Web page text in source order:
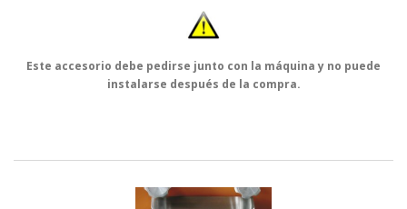
Este accesorio debe pedirse junto con la máquina y no puede
instalarse después de la compra.